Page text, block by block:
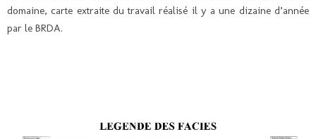
domaine, carte extraite du travail réalisé il y a une dizaine d’année
par le BRDA.